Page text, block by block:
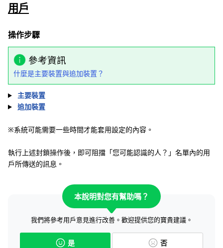
用戶
操作步驟
參考資訊
什麼是主要裝置與追加裝置？
主要裝置
追加裝置
※系統可能需要一些時間才能套用設定的內容。
執行上述封鎖操作後，即可阻擋「您可能認識的人？」名單內的用
戶所傳送的訊息。
本說明對您有幫助嗎？
我們將參考用戶意見進行改善。歡迎提供您的寶貴建議。
是 否